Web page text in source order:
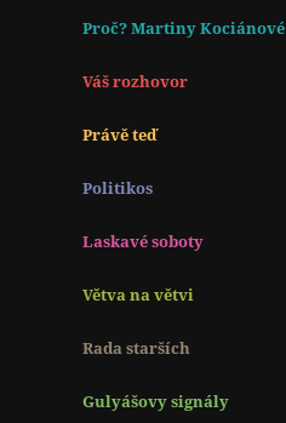
Proč? Martiny Kociánové
Váš rozhovor
Právě teď
Politikos
Laskavé soboty
Větva na větvi
Rada starších
Gulyášovy signály